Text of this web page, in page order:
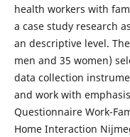
health workers with
a case study research
an descriptive level.
men and 35 women)
data collection
and work with
Questionnaire Work-
Home Interaction